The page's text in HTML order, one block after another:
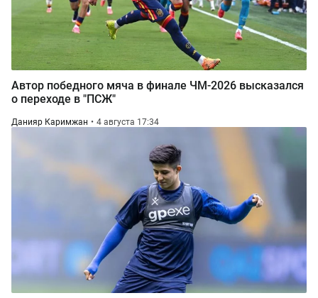
Автор победного мяча в финале ЧМ-2026 высказался
о переходе в "ПСЖ"
Данияр Каримжан 4 августа 17:34